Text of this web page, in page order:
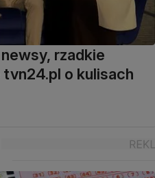
rzadkie
o kulisach